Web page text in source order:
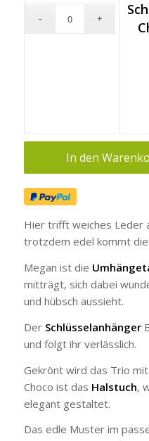
In den
Hier trifft weiches Leder
trotzdem edel kommt
Megan ist die
mitträgt, sich dabei
und hübsch aussieht.
Der Schlüsselanhänger
und folgt ihr verlässlich.
Gekrönt wird das Trio
Choco ist das Halstuch,
elegant gestaltet.
Das edle Muster im